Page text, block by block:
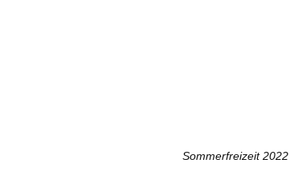
Sommerfreizeit 2022